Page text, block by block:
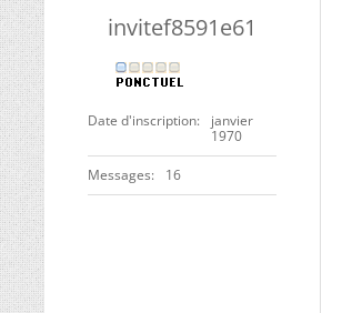
invitef8591e61
Date d'inscription
janvier
1970
Messages 16